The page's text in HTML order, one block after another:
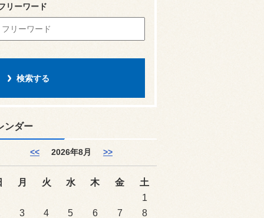
リーワード
ンダー
<< 2026年8月 >>
月 火 水 木 金
土
1
3 4 5 6 7 8